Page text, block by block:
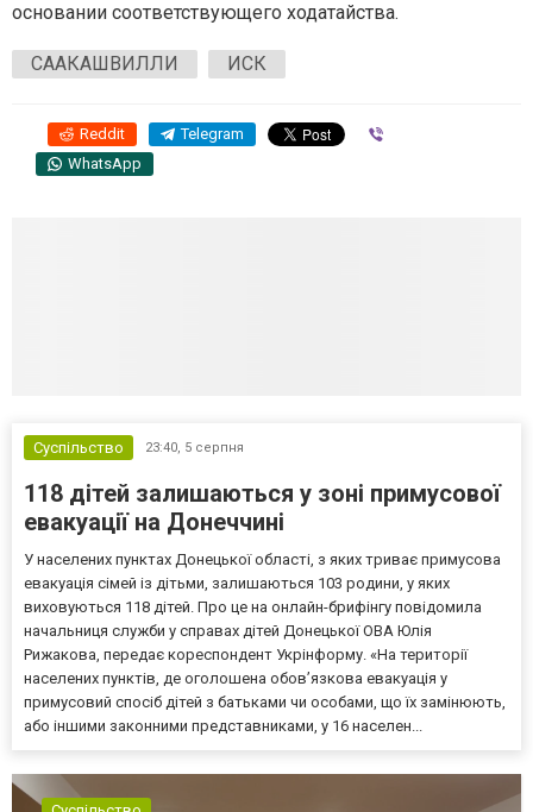
основании соответствующего ходатайства.
СААКАШВИЛЛИ ИСК
Reddit Telegram
WhatsApp
Суспільство 23:40, 5 серпня
118 дітей залишаються у зоні примусової
евакуації на Донеччині
У населених пунктах Донецької області, з яких триває примусова
евакуація сімей із дітьми, залишаються 103 родини, у яких
виховуються 118 дітей. Про це на онлайн-брифінгу повідомила
начальниця служби у справах дітей Донецької ОВА Юлія
Рижакова, передає кореспондент Укрінформу. «На території
населених пунктів, де оголошена обов’язкова евакуація у
примусовий спосіб дітей з батьками чи особами, що їх замінюють,
або іншими законними представниками, у 16 населен...